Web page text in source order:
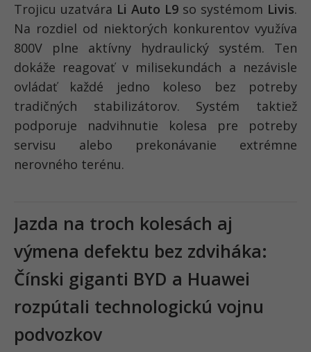
Trojicu uzatvára Li Auto L9 so systémom Livis.
Na rozdiel od niektorých konkurentov využíva
800V plne aktívny hydraulický systém. Ten
dokáže reagovať v milisekundách a nezávisle
ovládať každé jedno koleso bez potreby
tradičných stabilizátorov. Systém taktiež
podporuje nadvihnutie kolesa pre potreby
servisu alebo prekonávanie extrémne
nerovného terénu.
Jazda na troch kolesách aj
výmena defektu bez zdviháka:
Čínski giganti BYD a Huawei
rozpútali technologickú vojnu
podvozkov